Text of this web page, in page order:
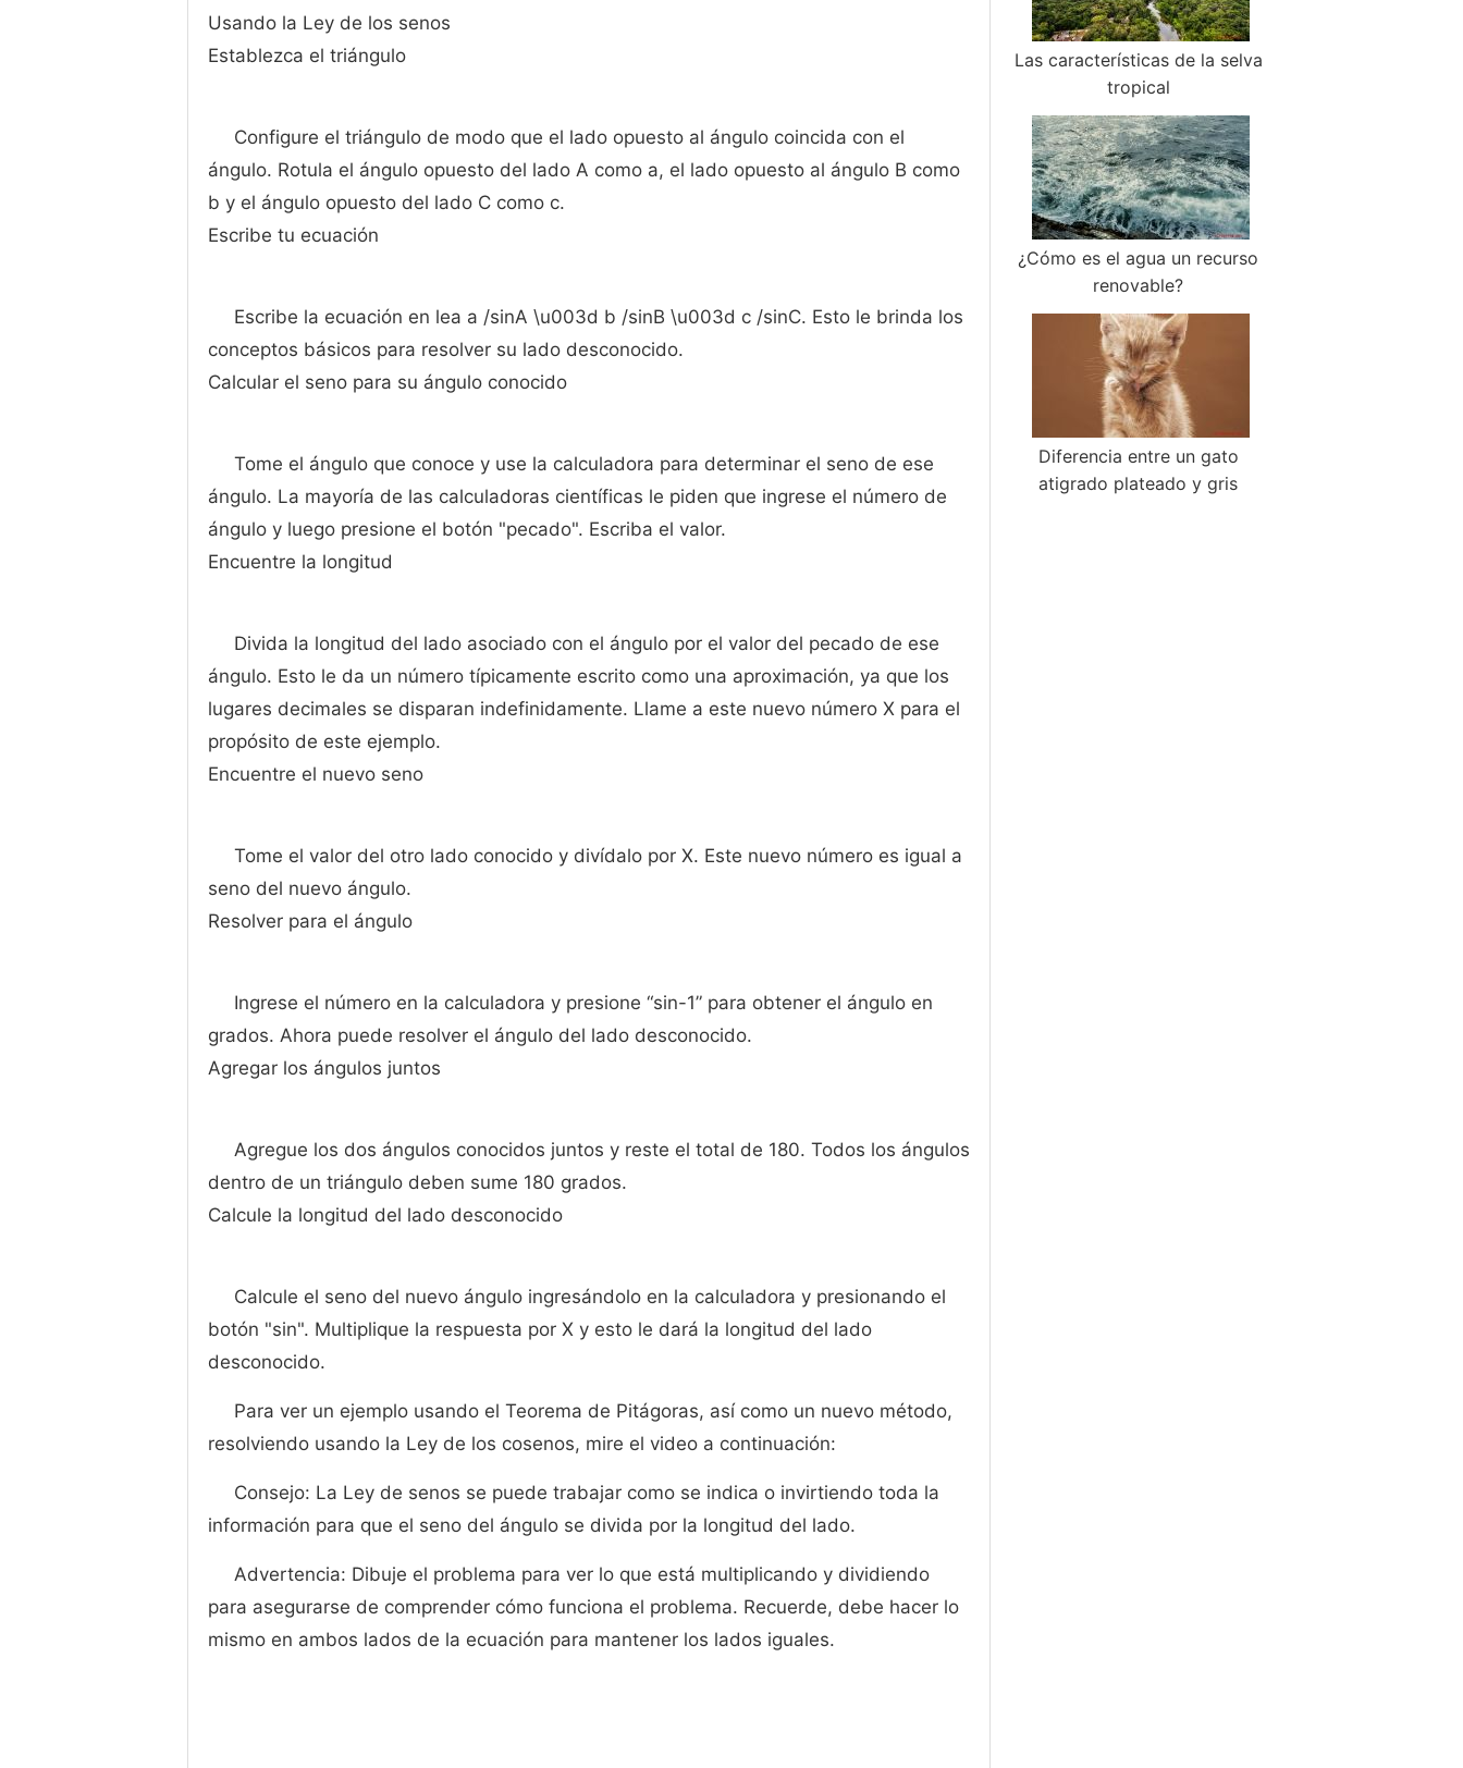
Usando la Ley de los senos
Establezca el triángulo
Configure el triángulo de modo que el lado opuesto al ángulo coincida con el
ángulo. Rotula el ángulo opuesto del lado A como a, el lado opuesto al ángulo B como
b y el ángulo opuesto del lado C como c.
Escribe tu ecuación
Escribe la ecuación en lea a /sinA \u003d b /sinB \u003d c /sinC. Esto le brinda los
conceptos básicos para resolver su lado desconocido.
Calcular el seno para su ángulo conocido
Tome el ángulo que conoce y use la calculadora para determinar el seno de ese
ángulo. La mayoría de las calculadoras científicas le piden que ingrese el número de
ángulo y luego presione el botón "pecado". Escriba el valor.
Encuentre la longitud
Divida la longitud del lado asociado con el ángulo por el valor del pecado de ese
ángulo. Esto le da un número típicamente escrito como una aproximación, ya que los
lugares decimales se disparan indefinidamente. Llame a este nuevo número X para el
propósito de este ejemplo.
Encuentre el nuevo seno
Tome el valor del otro lado conocido y divídalo por X. Este nuevo número es igual a
seno del nuevo ángulo.
Resolver para el ángulo
Ingrese el número en la calculadora y presione “sin-1” para obtener el ángulo en
grados. Ahora puede resolver el ángulo del lado desconocido.
Agregar los ángulos juntos
Agregue los dos ángulos conocidos juntos y reste el total de 180. Todos los ángulos
dentro de un triángulo deben sume 180 grados.
Calcule la longitud del lado desconocido
Calcule el seno del nuevo ángulo ingresándolo en la calculadora y presionando el
botón "sin". Multiplique la respuesta por X y esto le dará la longitud del lado
desconocido.
Para ver un ejemplo usando el Teorema de Pitágoras, así como un nuevo método,
resolviendo usando la Ley de los cosenos, mire el video a continuación:
Consejo: La Ley de senos se puede trabajar como se indica o invirtiendo toda la
información para que el seno del ángulo se divida por la longitud del lado.
Advertencia: Dibuje el problema para ver lo que está multiplicando y dividiendo
para asegurarse de comprender cómo funciona el problema. Recuerde, debe hacer lo
mismo en ambos lados de la ecuación para mantener los lados iguales.
Las características de la selva
tropical
¿Cómo es el agua un recurso
renovable?
Diferencia entre un gato
atigrado plateado y gris